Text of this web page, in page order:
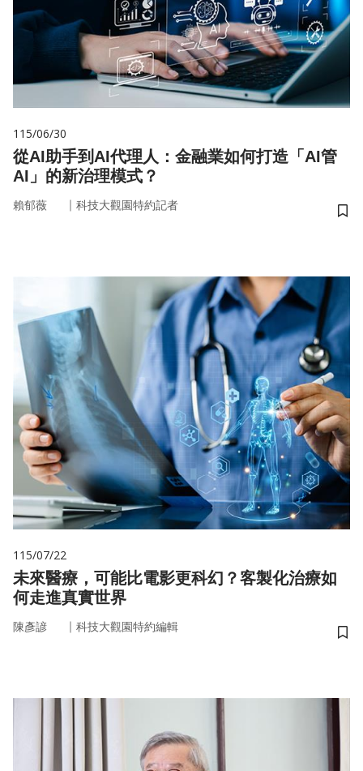
115/06/30
從AI助手到AI代理人：金融業如何打造「AI管
AI」的新治理模式？
賴郁薇 ｜ 科技大觀園特約記者
儲
115/07/22
未來醫療，可能比電影更科幻？客製化治療如
何走進真實世界
陳彥諺 ｜ 科技大觀園特約編輯
儲